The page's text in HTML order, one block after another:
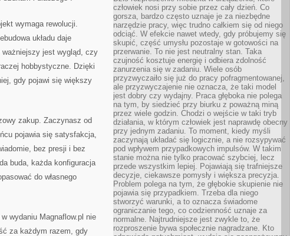
wymaga rewolucji.
układu daje
jest wygląd, czy
hobbystyczne. Dzięki
gdy pojawi się większy
zakup. Zaczynasz od
pojawia się satysfakcja,
bez presji i bez
buda, każda konfiguracja
do własnego
wydaniu Magnaflow.pl nie
za każdym razem, gdy
człowiek nosi przy sobie przez cały dzień. Co
gorsza, bardzo często uznaje je za niezbędne
narzędzie pracy, więc trudno całkiem się od niego
odciąć. W efekcie nawet wtedy, gdy próbujemy się
skupić, część umysłu pozostaje w gotowości na
przerwanie. To nie jest neutralny stan. Taka
czujność kosztuje energię i odbiera zdolność
zanurzenia się w zadaniu. Wiele osób
przyzwyczaiło się już do pracy pofragmentowanej,
ale przyzwyczajenie nie oznacza, że taki model
jest dobry czy wydajny. Praca głęboka nie polega
na tym, by siedzieć przy biurku z poważną miną
przez wiele godzin. Chodzi o wejście w taki tryb
działania, w którym człowiek jest naprawdę obecny
przy jednym zadaniu. To moment, kiedy myśli
zaczynają układać się logicznie, a nie rozsypywać
pod wpływem przypadkowych impulsów. W takim
stanie można nie tylko pracować szybciej, lecz
przede wszystkim lepiej. Pojawiają się trafniejsze
decyzje, ciekawsze pomysły i większa precyzja.
Problem polega na tym, że głębokie skupienie nie
pojawia się przypadkiem. Trzeba dla niego
stworzyć warunki, a to oznacza świadome
ograniczanie tego, co codzienność uznaje za
normalne. Najtrudniejsze jest zwykle to, że
rozproszenie bywa społecznie nagradzane. Kto